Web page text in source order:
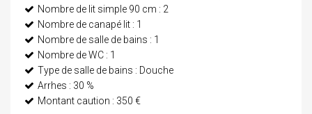
Nombre de lit simple 90 cm : 2
Nombre de canapé lit : 1
Nombre de salle de bains : 1
Nombre de WC : 1
Type de salle de bains : Douche
Arrhes : 30 %
Montant caution : 350 €